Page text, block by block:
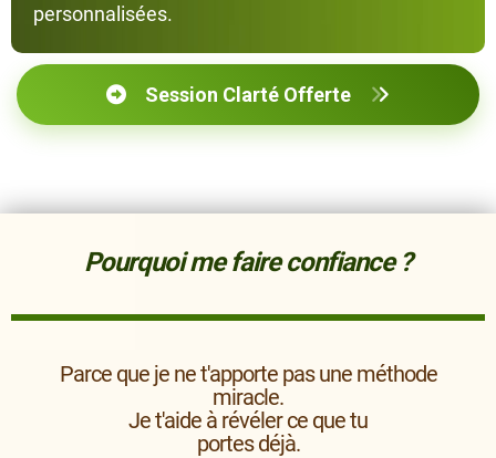
personnalisées.
Session Clarté Offerte
Pourquoi me faire confiance ?
Parce que je ne t'apporte pas une méthode
miracle.
Je t'aide à révéler ce que tu
portes déjà.